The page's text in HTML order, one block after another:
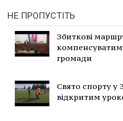
НЕ ПРОПУСТІТЬ
Збиткові
громади
Свято спорту у
відкритим